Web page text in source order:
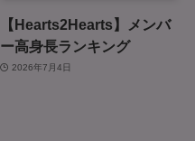
【Hearts2Hearts】メンバ
ー高身長ランキング
2026年7月4日